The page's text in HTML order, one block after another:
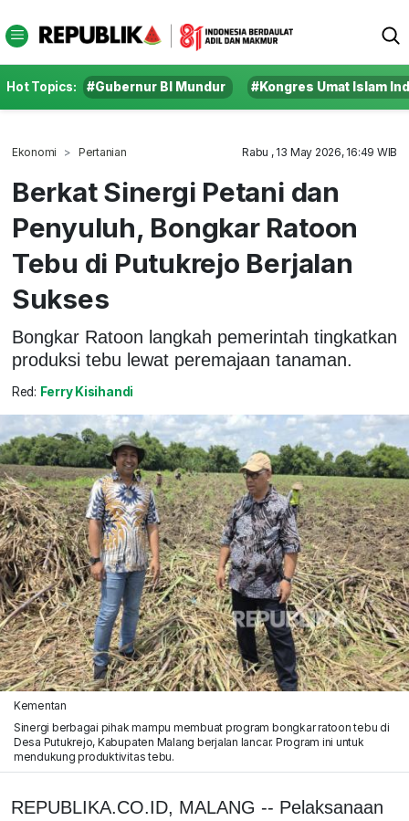
Hot Topics: #Gubernur BI Mundur #Kongres Umat Islam
Ekonomi Pertanian Rabu , 13 May 2026, 16:49 WIB
Berkat Sinergi Petani dan
Penyuluh, Bongkar Ratoon
Tebu di Putukrejo Berjalan
Sukses
Bongkar Ratoon langkah pemerintah tingkatkan
produksi tebu lewat peremajaan tanaman.
Red: Ferry Kisihandi
Kementan
Sinergi berbagai pihak mampu membuat program bongkar ratoon tebu di
Desa Putukrejo, Kabupaten Malang berjalan lancar. Program ini untuk
mendukung produktivitas tebu.
REPUBLIKA.CO.ID, MALANG -- Pelaksanaan